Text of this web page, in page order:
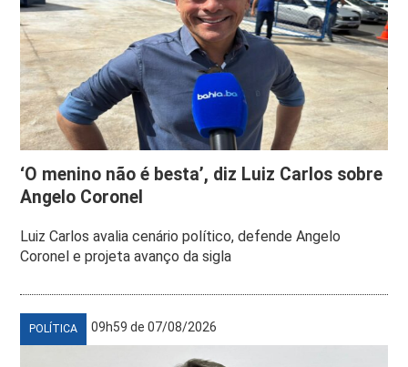
‘O menino não é besta’, diz Luiz Carlos sobre
Angelo Coronel
Luiz Carlos avalia cenário político, defende Angelo
Coronel e projeta avanço da sigla
POLÍTICA 09h59 de 07/08/2026